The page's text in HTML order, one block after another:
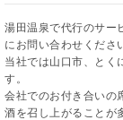
湯田温泉で代行のサー
にお問い合わせくださ
当社では山口市、とく
す。
会社でのお付き合いの
酒を召し上がることが